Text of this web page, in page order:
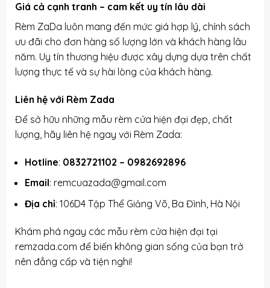
Giá cả cạnh tranh – cam kết uy tín lâu dài
Rèm ZaDa luôn mang đến mức giá hợp lý, chính sách
ưu đãi cho đơn hàng số lượng lớn và khách hàng lâu
năm. Uy tín thương hiệu được xây dựng dựa trên chất
lượng thực tế và sự hài lòng của khách hàng.
Liên hệ với Rèm Zada
Để sở hữu những mẫu rèm cửa hiện đại đẹp, chất
lượng, hãy liên hệ ngay với Rèm Zada:
Hotline: 0832721102 – 0982692896
Email: remcuazada@gmail.com
Địa chỉ: 106D4 Tập Thể Giảng Võ, Ba Đình, Hà Nội
Khám phá ngay các mẫu rèm cửa hiện đại tại
remzada.com để biến không gian sống của bạn trở
nên đẳng cấp và tiện nghi!